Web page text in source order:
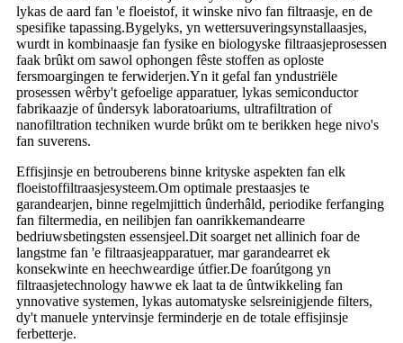
lykas de aard fan 'e floeistof, it winske nivo fan filtraasje, en de
spesifike tapassing.Bygelyks, yn wettersuveringsynstallaasjes,
wurdt in kombinaasje fan fysike en biologyske filtraasjeprosessen
faak brûkt om sawol ophongen fêste stoffen as oploste
fersmoargingen te ferwiderjen.Yn it gefal fan yndustriële
prosessen wêrby't gefoelige apparatuer, lykas semiconductor
fabrikaazje of ûndersyk laboratoariums, ultrafiltration of
nanofiltration techniken wurde brûkt om te berikken hege nivo's
fan suverens.
Effisjinsje en betrouberens binne krityske aspekten fan elk
floeistoffiltraasjesysteem.Om optimale prestaasjes te
garandearjen, binne regelmjittich ûnderhâld, periodike ferfanging
fan filtermedia, en neilibjen fan oanrikkemandearre
bedriuwsbetingsten essensjeel.Dit soarget net allinich foar de
langstme fan 'e filtraasjeapparatuer, mar garandearret ek
konsekwinte en heechweardige útfier.De foarútgong yn
filtraasjetechnology hawwe ek laat ta de ûntwikkeling fan
ynnovative systemen, lykas automatyske selsreinigjende filters,
dy't manuele yntervinsje ferminderje en de totale effisjinsje
ferbetterje.